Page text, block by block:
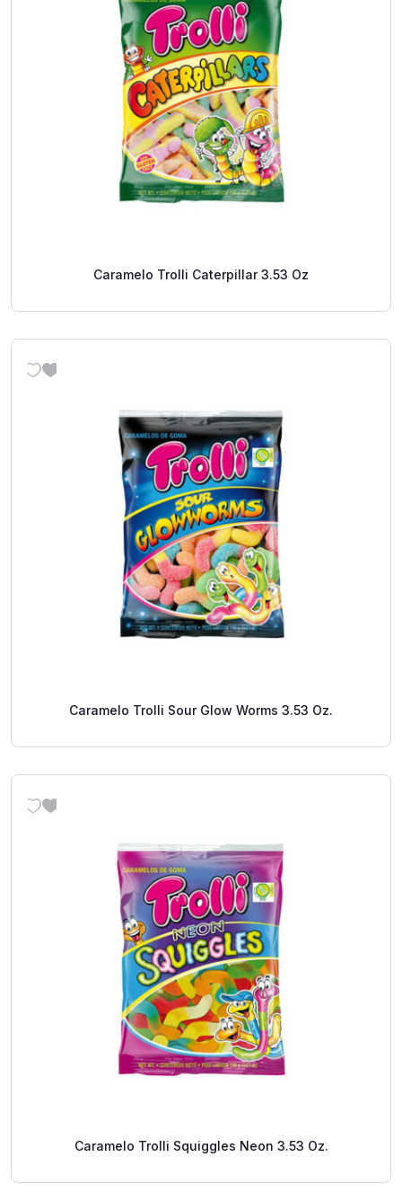
Caramelo Trolli Caterpillar 3.53 Oz
Caramelo Trolli Sour Glow Worms 3.53 Oz.
Caramelo Trolli Squiggles Neon 3.53 Oz.